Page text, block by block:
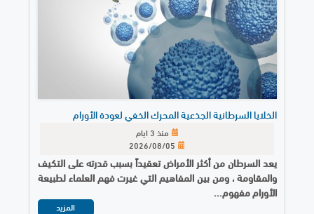
الخلايا السرطانية الجذعية المحرك الخفي لعودة الأورام
منذ 3 ايام
يعد السرطان من أكثر الأمراض تعقيداً بسبب قدرته على التكيف
والمقاومة ، ومن بين المفاهيم التي غيرت فهم العلماء لطبيعة
الأورام مفهوم...
المزيد